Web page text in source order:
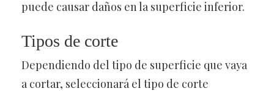
puede causar daños en la superficie inferior.
Tipos de corte
Dependiendo del tipo de superficie que vaya
a cortar, seleccionará el tipo de corte